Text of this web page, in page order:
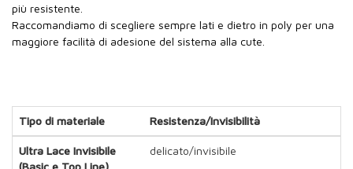
più resistente.
Raccomandiamo di scegliere sempre lati e dietro in poly per una
maggiore facilità di adesione del sistema alla cute.
Tipo di materiale Resistenza/Invisibilità
Ultra Lace Invisibile
delicato/invisibile